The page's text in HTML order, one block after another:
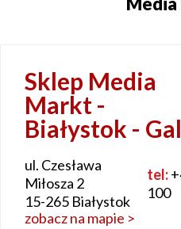
Sklep Media
Markt -
Białystok -
ul. Czesława
Miłosza 2
15-265 Białystok
tel:
100
zobacz na mapie >